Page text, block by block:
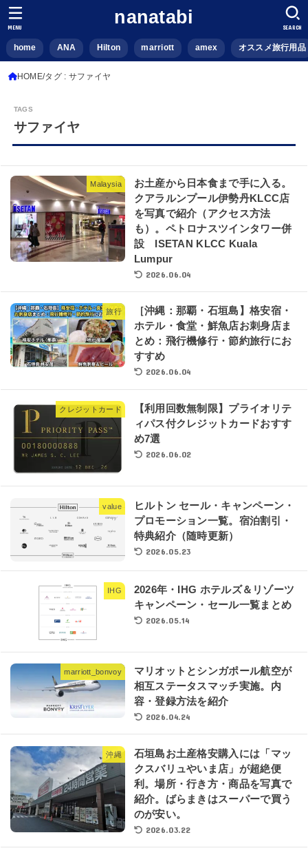
nanatabi
home ANA Hilton marriott amex オススメ旅行用品
SEARCH
MENU
HOME タグ : サファイヤ
サファイヤ
Malaysia
お土産から日本食まで手に入る。
クアラルンプール伊勢丹KLCC店
を写真で紹介（アクセス方法
も）。ペトロナスツインタワー併
設 ISETAN KLCC Kuala
Lumpur
2026.06.04
旅行
［沖縄：那覇・石垣島】格安宿・
ホテル・食堂・鮮魚店お刺身店ま
とめ：飛行機修行・節約旅行にお
すすめ
2026.06.04
クレジットカード
【利用回数無制限】プライオリテ
ィパス付クレジットカードおすす
め7選
2026.06.02
value
ヒルトン セール・キャンペーン・
プロモーション一覧。宿泊割引・
特典紹介（随時更新）
2026.05.23
IHG
2026年・IHG ホテルズ＆リゾーツ
キャンペーン・セール一覧まとめ
2026.05.14
marriott_bonvoy
マリオットとシンガポール航空が
相互ステータスマッチ実施。内
容・登録方法を紹介
2026.04.24
沖縄
石垣島お土産格安購入には「マッ
クスバリュやいま店」が超絶便
利。場所・行き方・商品を写真で
紹介。ばらまきはスーパーで買う
のが安い。
2026.03.22